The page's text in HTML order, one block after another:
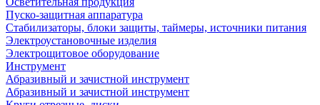
Пуско-защитная аппаратура
Стабилизаторы, блоки защиты, таймеры, источники питания
Электроустановочные изделия
Электрощитовое оборудование
Инструмент
Абразивный и зачистной инструмент
Абразивный и зачистной инструмент